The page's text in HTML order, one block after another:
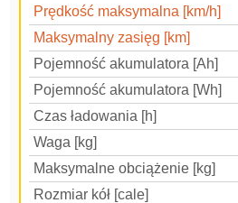
Prędkość maksymalna [km/h]
Maksymalny zasięg [km]
Pojemność akumulatora [Ah]
Pojemność akumulatora [Wh]
Czas ładowania [h]
Waga [kg]
Maksymalne obciążenie [kg]
Rozmiar kół [cale]